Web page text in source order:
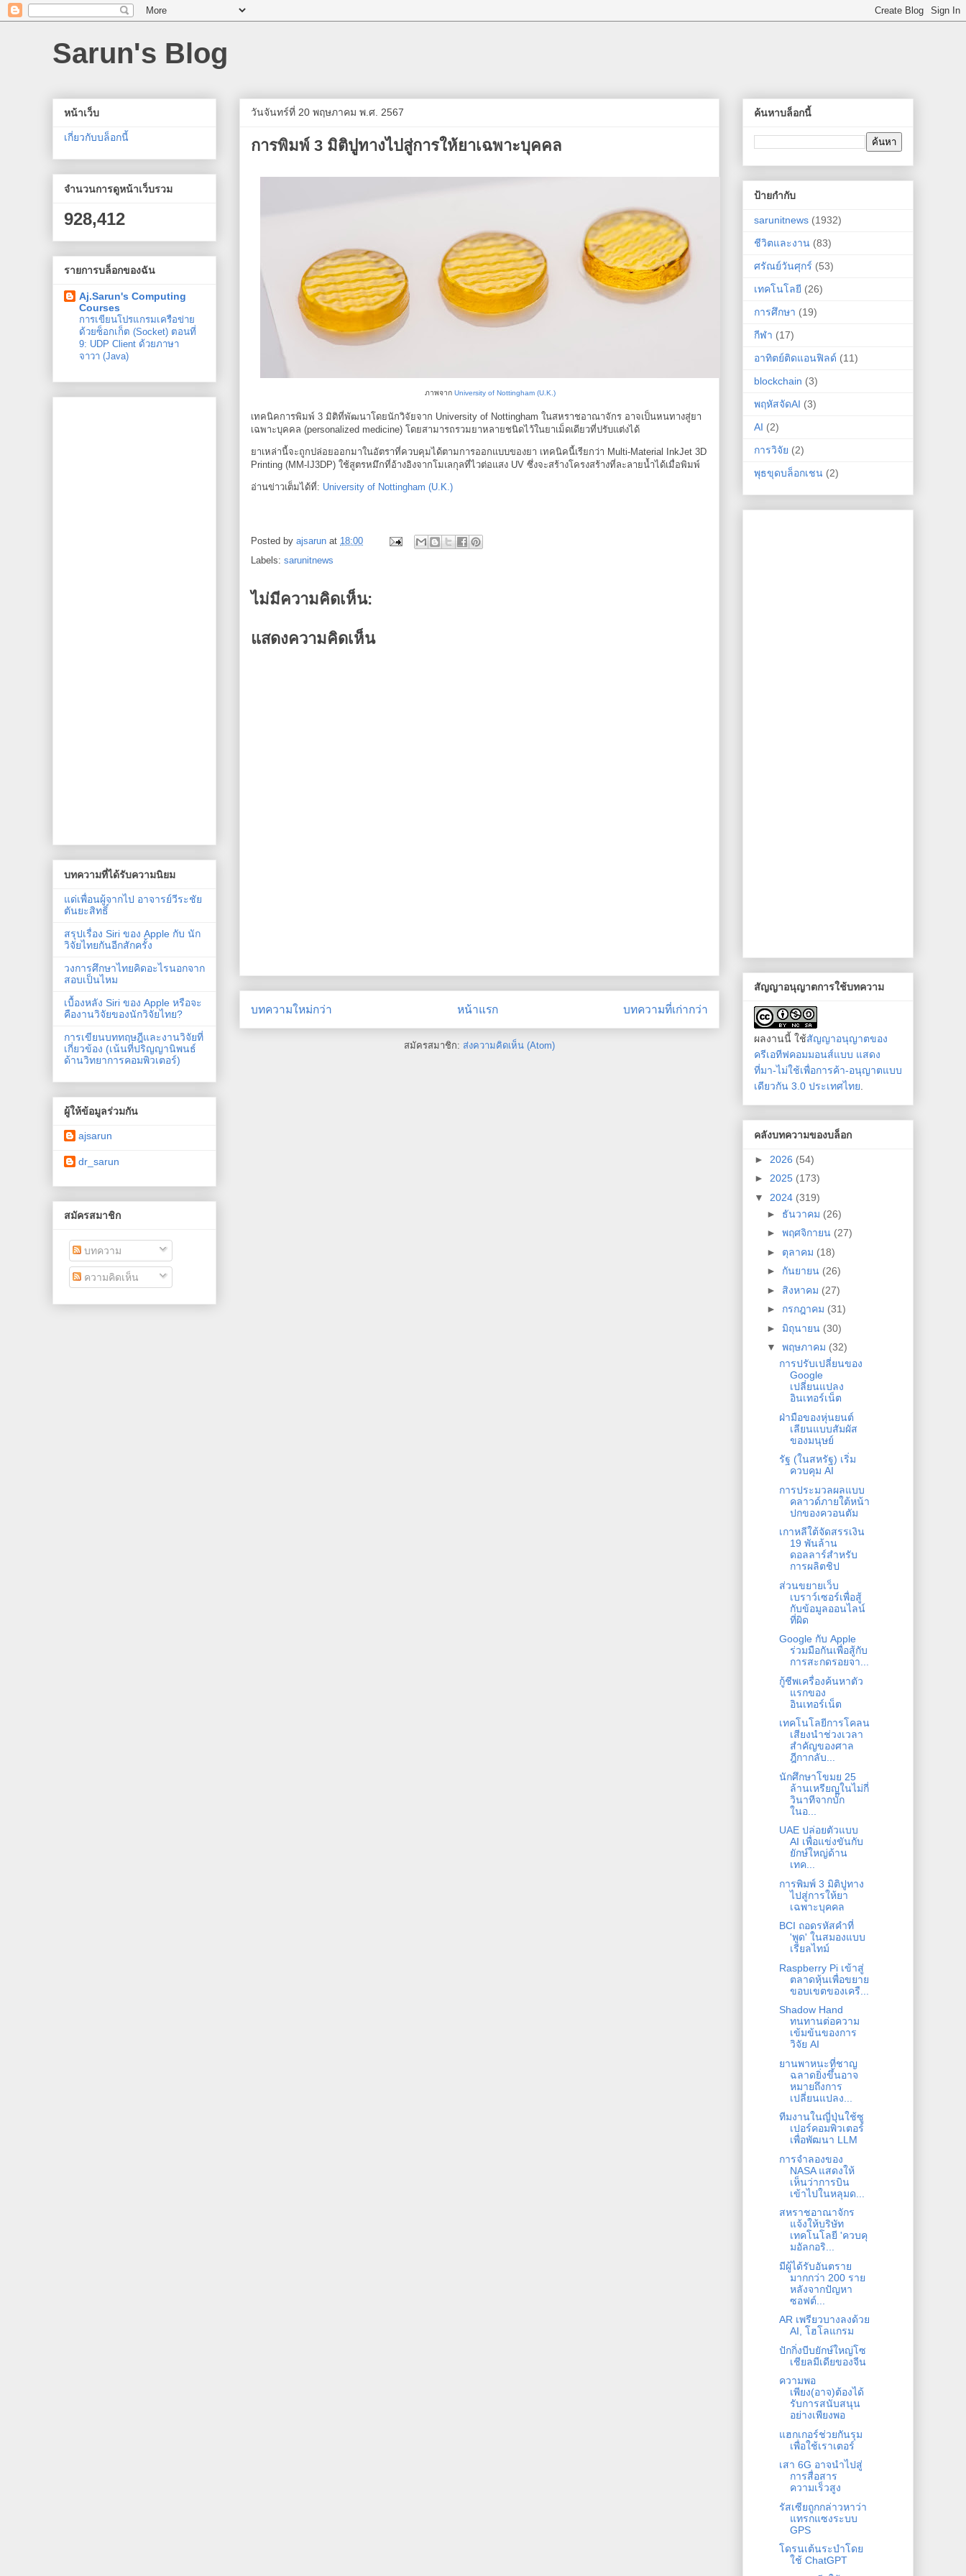
Sarun's Blog
วันจันทร์ที่ 20 พฤษภาคม พ.ศ. 2567
การพิมพ์ 3 มิติปูทางไปสู่การให้ยาเฉพาะบุคคล
ภาพจาก University of Nottingham (U.K.)
เทคนิคการพิมพ์ 3 มิติที่พัฒนาโดยนักวิจัยจาก University of Nottingham ในสหราชอาณาจักร อาจเป็นหนทางสู่ยา
เฉพาะบุคคล (personalized medicine) โดยสามารถรวมยาหลายชนิดไว้ในยาเม็ดเดียวที่ปรับแต่งได้
ยาเหล่านี้จะถูกปล่อยออกมาในอัตราที่ควบคุมได้ตามการออกแบบของยา เทคนิคนี้เรียกว่า Multi-Material InkJet 3D
Printing (MM-IJ3DP) ใช้สูตรหมึกที่อ้างอิงจากโมเลกุลที่ไวต่อแสง UV ซึ่งจะสร้างโครงสร้างที่ละลายน้ำได้เมื่อพิมพ์
อ่านข่าวเต็มได้ที่: University of Nottingham (U.K.)
Posted by ajsarun at 18:00
Labels: sarunitnews
ไม่มีความคิดเห็น:
แสดงความคิดเห็น
บทความใหม่กว่า บทความที่เก่ากว่า
หน้าแรก
สมัครสมาชิก: ส่งความคิดเห็น (Atom)
หน้าเว็บ
เกี่ยวกับบล็อกนี้
จำนวนการดูหน้าเว็บรวม
928,412
รายการบล็อกของฉัน
Aj.Sarun's Computing
Courses
การเขียนโปรแกรมเครือข่าย
ด้วยซ็อกเก็ต (Socket) ตอนที่
9: UDP Client ด้วยภาษา
จาวา (Java)
บทความที่ได้รับความนิยม
แด่เพื่อนผู้จากไป อาจารย์วีระชัย
ตันยะสิทธิ์
สรุปเรื่อง Siri ของ Apple กับ นัก
วิจัยไทยกันอีกสักครั้ง
วงการศึกษาไทยคิดอะไรนอกจาก
สอบเป็นไหม
เบื้องหลัง Siri ของ Apple หรือจะ
คืองานวิจัยของนักวิจัยไทย?
การเขียนบททฤษฎีและงานวิจัยที่
เกี่ยวข้อง (เน้นที่ปริญญานิพนธ์
ด้านวิทยาการคอมพิวเตอร์)
ผู้ให้ข้อมูลร่วมกัน
ajsarun
dr_sarun
สมัครสมาชิก
บทความ
ความคิดเห็น
ค้นหาบล็อกนี้
ป้ายกำกับ
sarunitnews (1932)
ชีวิตและงาน (83)
ศรัณย์วันศุกร์ (53)
เทคโนโลยี (26)
การศึกษา (19)
กีฬา (17)
อาทิตย์ติดแอนฟิลด์ (11)
blockchain (3)
พฤหัสจัดAI (3)
AI (2)
การวิจัย (2)
พุธขุดบล็อกเชน (2)
สัญญาอนุญาตการใช้บทความ
ผลงานนี้ ใช้สัญญาอนุญาตของ
ครีเอทีฟคอมมอนส์แบบ แสดง
ที่มา-ไม่ใช้เพื่อการค้า-อนุญาตแบบ
เดียวกัน 3.0 ประเทศไทย
คลังบทความของบล็อก
► 2026 (54)
► 2025 (173)
▼ 2024 (319)
► ธันวาคม (26)
► พฤศจิกายน (27)
► ตุลาคม (18)
► กันยายน (26)
► สิงหาคม (27)
► กรกฎาคม (31)
► มิถุนายน (30)
▼ พฤษภาคม (32)
การปรับเปลี่ยนของ
Google
เปลี่ยนแปลง
อินเทอร์เน็ต
ฝ่ามือของหุ่นยนต์
เลียนแบบสัมผัส
ของมนุษย์
รัฐ (ในสหรัฐ) เริ่ม
ควบคุม AI
การประมวลผลแบบ
คลาวด์ภายใต้หน้า
ปกของควอนตัม
เกาหลีใต้จัดสรรเงิน
19 พันล้าน
ดอลลาร์สำหรับ
การผลิตชิป
ส่วนขยายเว็บ
เบราว์เซอร์เพื่อสู้
กับข้อมูลออนไลน์
ที่ผิด
Google กับ Apple
ร่วมมือกันเพื่อสู้กับ
การสะกดรอยจา...
กู้ชีพเครื่องค้นหาตัว
แรกของ
อินเทอร์เน็ต
เทคโนโลยีการโคลน
เสียงนำช่วงเวลา
สำคัญของศาล
ฎีกากลับ...
นักศึกษาโขมย 25
ล้านเหรียญในไม่กี่
วินาทีจากบั๊ก
ในอ...
UAE ปล่อยตัวแบบ
AI เพื่อแข่งขันกับ
ยักษ์ใหญ่ด้าน
เทค...
การพิมพ์ 3 มิติปูทาง
ไปสู่การให้ยา
เฉพาะบุคคล
BCI ถอดรหัสคำที่
'พูด' ในสมองแบบ
เรียลไทม์
Raspberry Pi เข้าสู่
ตลาดหุ้นเพื่อขยาย
ขอบเขตของเครื...
Shadow Hand
ทนทานต่อความ
เข้มข้นของการ
วิจัย AI
ยานพาหนะที่ชาญ
ฉลาดยิ่งขึ้นอาจ
หมายถึงการ
เปลี่ยนแปลง...
ทีมงานในญี่ปุ่นใช้ซู
เปอร์คอมพิวเตอร์
เพื่อพัฒนา LLM
การจำลองของ
NASA แสดงให้
เห็นว่าการบิน
เข้าไปในหลุมด...
สหราชอาณาจักร
แจ้งให้บริษัท
เทคโนโลยี 'ควบคุ
มอัลกอริ...
มีผู้ได้รับอันตราย
มากกว่า 200 ราย
หลังจากปัญหา
ซอฟต์...
AR เพรียวบางลงด้วย
AI, โฮโลแกรม
ปักกิ่งบีบยักษ์ใหญ่โซ
เชียลมีเดียของจีน
ความพอ
เพียง(อาจ)ต้องได้
รับการสนับสนุน
อย่างเพียงพอ
แฮกเกอร์ช่วยกันรุม
เพื่อใช้เราเตอร์
เสา 6G อาจนำไปสู่
การสื่อสาร
ความเร็วสูง
รัสเซียถูกกล่าวหาว่า
แทรกแซงระบบ
GPS
โดรนเต้นระบำโดย
ใช้ ChatGPT